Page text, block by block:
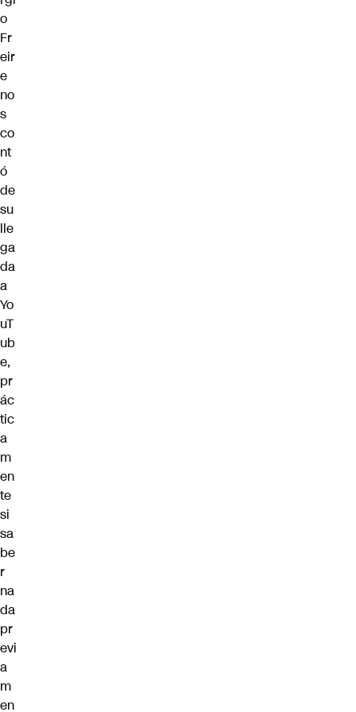
o
Fr
eir
e
no
s
co
nt
ó
de
su
lle
ga
da
a
Yo
uT
ub
e,
pr
ác
tic
a
m
en
te
si
sa
be
r
na
da
pr
evi
a
m
en